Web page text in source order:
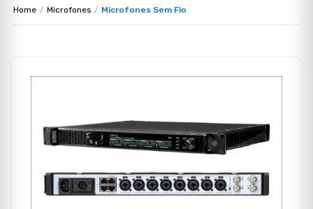
Home Microfones Microfones Sem Fio